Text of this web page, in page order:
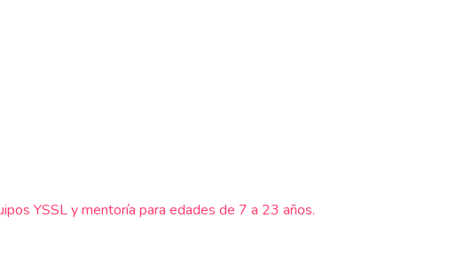
YSSL y mentoría para edades de 7 a 23 años.